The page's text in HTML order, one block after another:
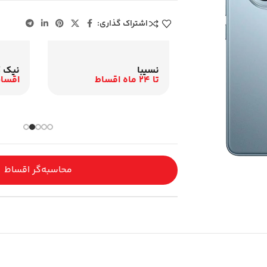
اشتراک گذاری:
نسیبا
تا 24 ماه اقساط
نیک
اقساط
محاسبه‌گر اقساط